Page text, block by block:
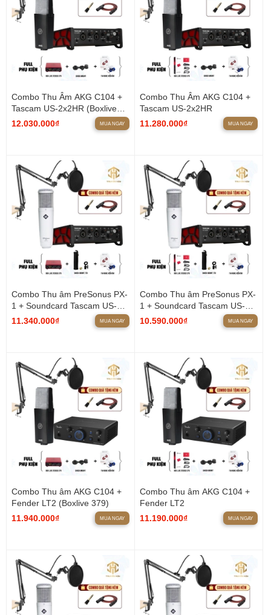
Combo Thu Âm AKG C104 +
Tascam US-2x2HR (Boxlive
379)
12.030.000₫ MUA NGAY
Combo Thu Âm AKG C104 +
Tascam US-2x2HR
11.280.000₫
MUA NGAY
Combo Thu âm PreSonus PX-
1 + Soundcard Tascam US-
2x2HR (Boxlive 379)
11.340.000₫ MUA NGAY
Combo Thu âm PreSonus PX-
1 + Soundcard Tascam US-
2x2HR
10.590.000₫ MUA NGAY
Combo Thu âm AKG C104 +
Fender LT2 (Boxlive 379)
11.940.000₫
MUA NGAY
Combo Thu âm AKG C104 +
Fender LT2
11.190.000₫
MUA NGAY